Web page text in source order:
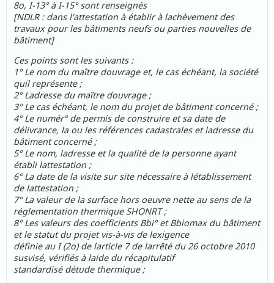
8o, I-13° à I-15° sont renseignés
[NDLR : dans l'attestation à établir à lachèvement des
travaux pour les bâtiments neufs ou parties nouvelles de
bâtiment]
Ces points sont les suivants :
1° Le nom du maître douvrage et, le cas échéant, la société
quil représente ;
2° Ladresse du maître douvrage ;
3° Le cas échéant, le nom du projet de bâtiment concerné ;
4° Le numér° de permis de construire et sa date de
délivrance, la ou les références cadastrales et ladresse du
bâtiment concerné ;
5° Le nom, ladresse et la qualité de la personne ayant
établi lattestation ;
6° La date de la visite sur site nécessaire à létablissement
de lattestation ;
7° La valeur de la surface hors oeuvre nette au sens de la
réglementation thermique SHONRT ;
8° Les valeurs des coefficients Bbi° et Bbiomax du bâtiment
et le statut du projet vis-à-vis de lexigence
définie au I (2o) de larticle 7 de larrêté du 26 octobre 2010
susvisé, vérifiés à laide du récapitulatif
standardisé détude thermique ;